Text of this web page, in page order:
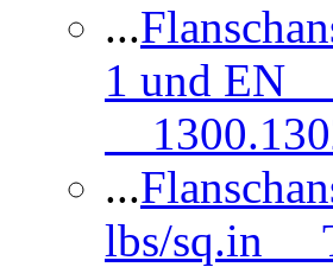
...
1 und EN
...
lbs/sq.in